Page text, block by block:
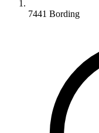
7441 Bording